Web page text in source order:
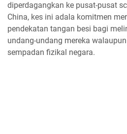
diperdagangkan ke pusat-pusat
China, kes ini adala komitmen
pendekatan tangan besi bagi
undang-undang mereka
sempadan fizikal negara.